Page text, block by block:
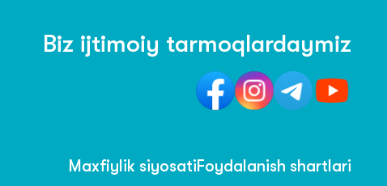
Biz ijtimoiy tarmoqlardaymiz
Maxfiylik siyosatiFoydalanish shartlari